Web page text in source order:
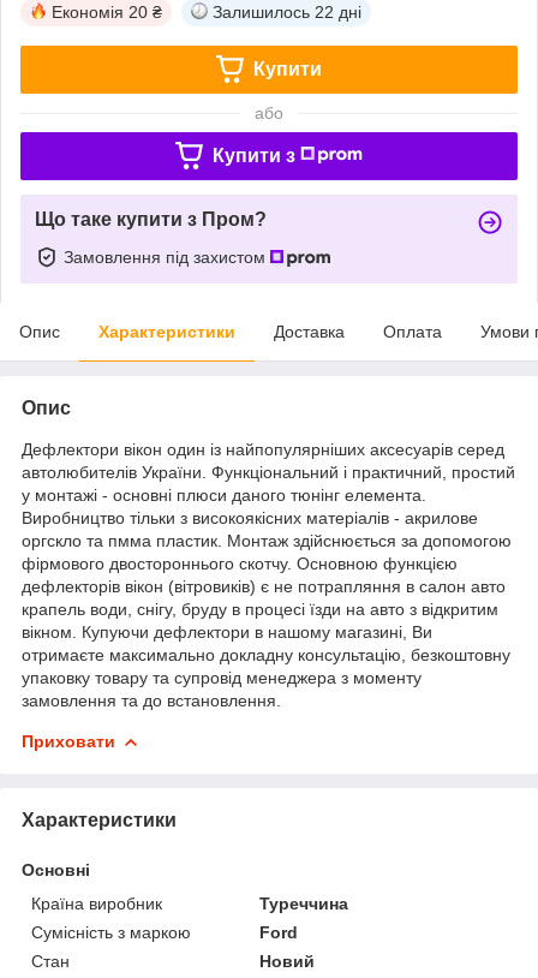
Економія 20 ₴ Залишилось 22 дні
Купити
або
Купити з
Що таке купити з Пром?
Замовлення під захистом
Опис Характеристики Доставка Оплата Умови
Опис
Дефлектори вікон один із найпопулярніших аксесуарів серед
автолюбителів України. Функціональний і практичний, простий
у монтажі - основні плюси даного тюнінг елемента.
Виробництво тільки з високоякісних матеріалів - акрилове
оргскло та пмма пластик. Монтаж здійснюється за допомогою
фірмового двостороннього скотчу. Основною функцією
дефлекторів вікон (вітровиків) є не потрапляння в салон авто
крапель води, снігу, бруду в процесі їзди на авто з відкритим
вікном. Купуючи дефлектори в нашому магазині, Ви
отримаєте максимально докладну консультацію, безкоштовну
упаковку товару та супровід менеджера з моменту
замовлення та до встановлення.
Приховати
Характеристики
Основні
Країна виробник
Туреччина
Сумісність з маркою
Ford
Стан
Новий